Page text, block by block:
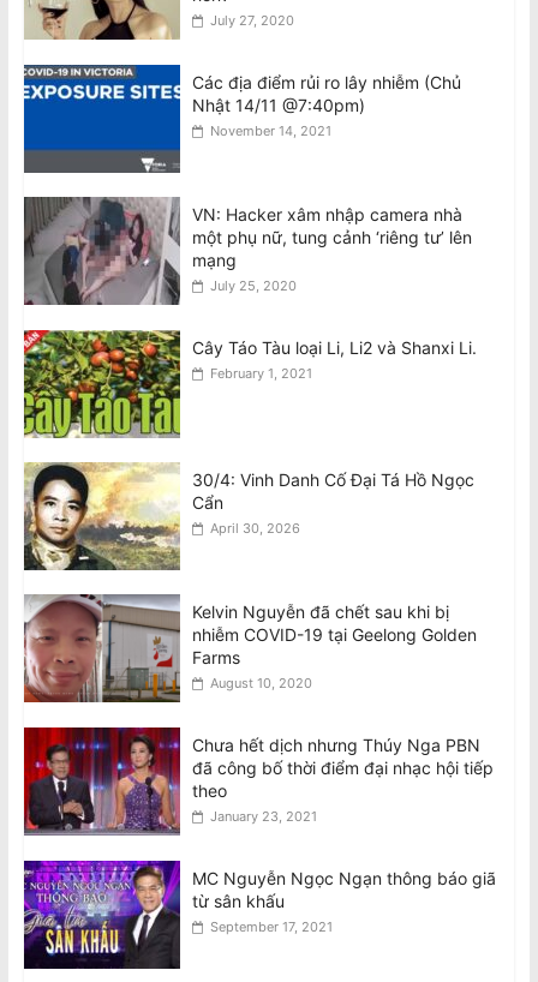
Teens involved in fatal attack on Van
August 8, 2026
Đàn ông bị buộc tội sau cái chết của
phụ nữ gốc Việt ở Fitzroy North
July 27, 2020
Các địa điểm rủi ro lây nhiễm (Chủ
Nhật 14/11 @7:40pm)
November 14, 2021
VN: Hacker xâm nhập camera nhà
một phụ nữ, tung cảnh ‘riêng tư’ lên
mạng
July 25, 2020
Cây Táo Tàu loại Li, Li2 và Shanxi Li.
February 1, 2021
30/4: Vinh Danh Cố Đại Tá Hồ Ngọc
Cẩn
April 30, 2026
Kelvin Nguyễn đã chết sau khi bị
nhiễm COVID-19 tại Geelong Golden
Farms
August 10, 2020
Chưa hết dịch nhưng Thúy Nga PBN
đã công bố thời điểm đại nhạc hội tiếp
theo
January 23, 2021
MC Nguyễn Ngọc Ngạn thông báo giã
từ sân khấu
September 17, 2021